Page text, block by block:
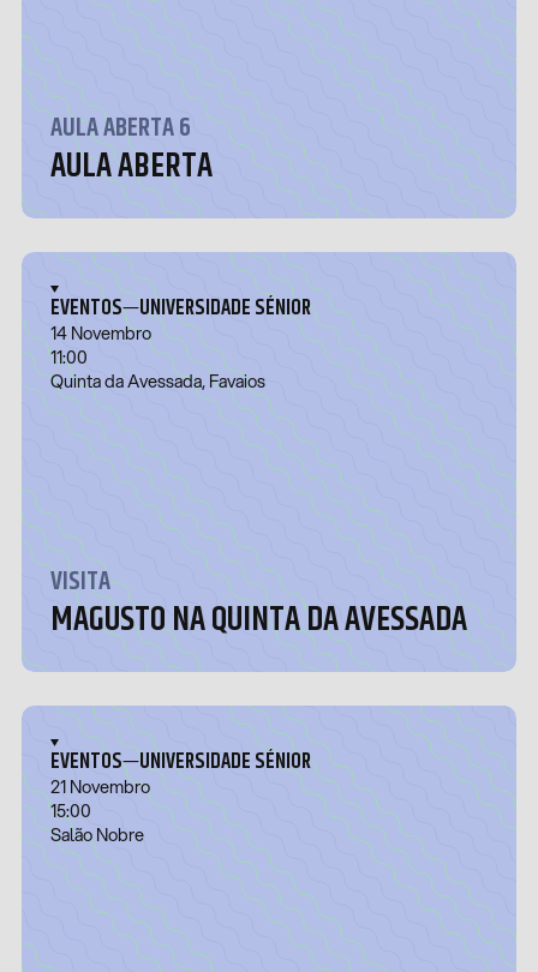
AULA ABERTA 6
AULA ABERTA
EVENTOS—UNIVERSIDADE SÉNIOR
14 Novembro
11:00
Quinta da Avessada, Favaios
VISITA
MAGUSTO NA QUINTA DA AVESSADA
EVENTOS—UNIVERSIDADE SÉNIOR
21 Novembro
15:00
Salão Nobre